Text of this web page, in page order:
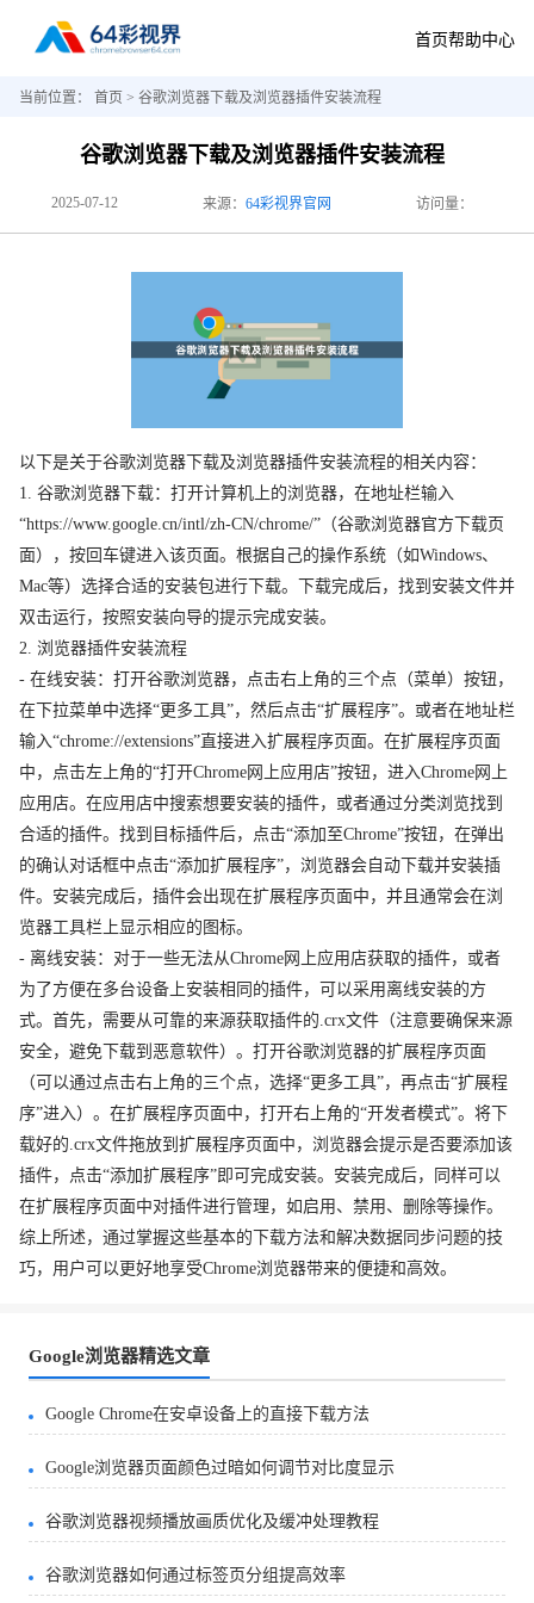
首页帮助中心
当前位置： 首页 > 谷歌浏览器下载及浏览器插件安装流程
谷歌浏览器下载及浏览器插件安装流程
2025-07-12 来源： 64彩视界官网 访问量：
以下是关于谷歌浏览器下载及浏览器插件安装流程的相关内容：
1. 谷歌浏览器下载：打开计算机上的浏览器，在地址栏输入
“https://www.google.cn/intl/zh-CN/chrome/”（谷歌浏览器官方下载页
面），按回车键进入该页面。根据自己的操作系统（如Windows、
Mac等）选择合适的安装包进行下载。下载完成后，找到安装文件并
双击运行，按照安装向导的提示完成安装。
2. 浏览器插件安装流程
- 在线安装：打开谷歌浏览器，点击右上角的三个点（菜单）按钮，
在下拉菜单中选择“更多工具”，然后点击“扩展程序”。或者在地址栏
输入“chrome://extensions”直接进入扩展程序页面。在扩展程序页面
中，点击左上角的“打开Chrome网上应用店”按钮，进入Chrome网上
应用店。在应用店中搜索想要安装的插件，或者通过分类浏览找到
合适的插件。找到目标插件后，点击“添加至Chrome”按钮，在弹出
的确认对话框中点击“添加扩展程序”，浏览器会自动下载并安装插
件。安装完成后，插件会出现在扩展程序页面中，并且通常会在浏
览器工具栏上显示相应的图标。
- 离线安装：对于一些无法从Chrome网上应用店获取的插件，或者
为了方便在多台设备上安装相同的插件，可以采用离线安装的方
式。首先，需要从可靠的来源获取插件的.crx文件（注意要确保来源
安全，避免下载到恶意软件）。打开谷歌浏览器的扩展程序页面
（可以通过点击右上角的三个点，选择“更多工具”，再点击“扩展程
序”进入）。在扩展程序页面中，打开右上角的“开发者模式”。将下
载好的.crx文件拖放到扩展程序页面中，浏览器会提示是否要添加该
插件，点击“添加扩展程序”即可完成安装。安装完成后，同样可以
在扩展程序页面中对插件进行管理，如启用、禁用、删除等操作。
综上所述，通过掌握这些基本的下载方法和解决数据同步问题的技
巧，用户可以更好地享受Chrome浏览器带来的便捷和高效。
Google浏览器精选文章
Google Chrome在安卓设备上的直接下载方法
Google浏览器页面颜色过暗如何调节对比度显示
谷歌浏览器视频播放画质优化及缓冲处理教程
谷歌浏览器如何通过标签页分组提高效率